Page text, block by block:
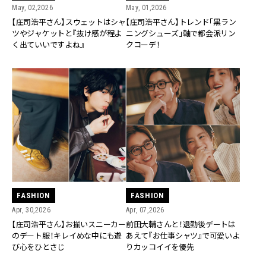
May, 02,2026
【庄司浩平さん】スウェットはシャ
ツやジャケットと『抜け感が程よ
く出ていいですよね』
May, 01,2026
【庄司浩平さん】トレンド「黒ラン
ニングシューズ」軸で都会派リン
クコーデ！
FASHION
Apr, 30,2026
【庄司浩平さん】お揃いスニーカー
のデート服！キレイめな中にも遊
び心をひとさじ
FASHION
Apr, 07,2026
前田大輔さんと！退勤後デートは
あえて『お仕事シャツ』で可愛いよ
りカッコイイを優先